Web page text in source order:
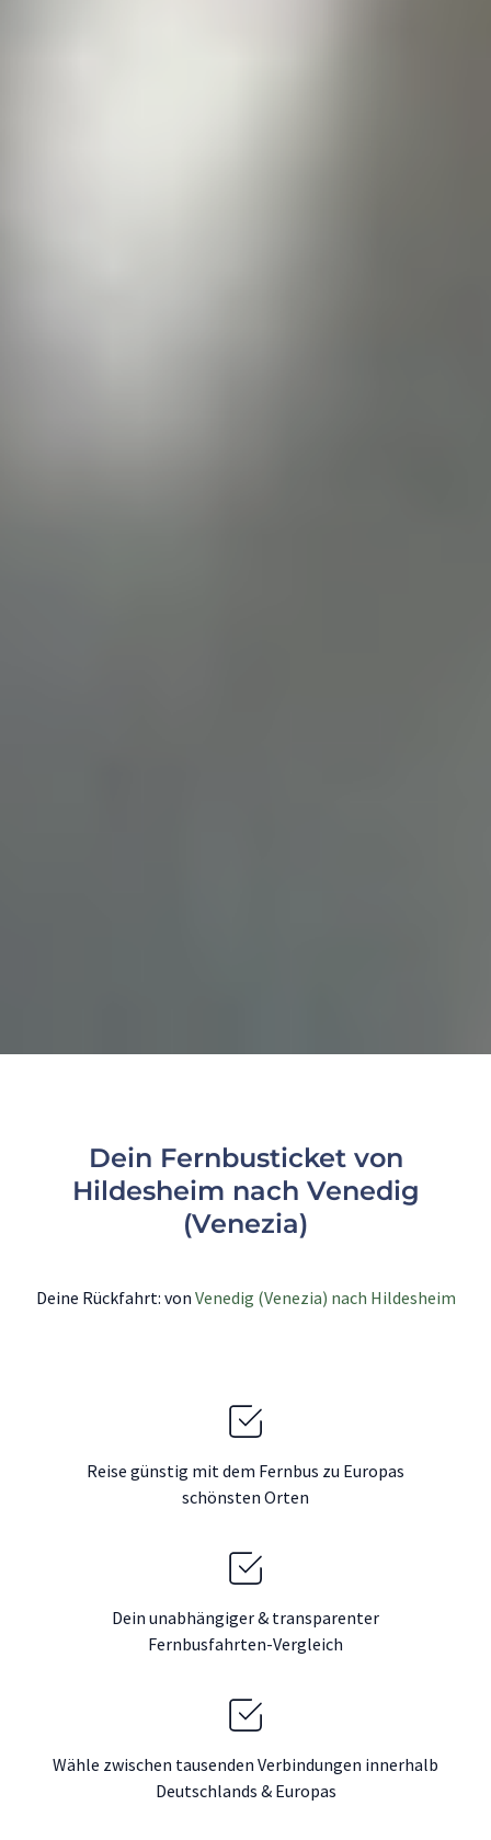
Dein Fernbusticket von
Hildesheim nach Venedig
(Venezia)
Deine Rückfahrt: von Venedig (Venezia) nach Hildesheim
Reise günstig mit dem Fernbus zu Europas
schönsten Orten
Dein unabhängiger & transparenter
Fernbusfahrten-Vergleich
Wähle zwischen tausenden Verbindungen innerhalb
Deutschlands & Europas